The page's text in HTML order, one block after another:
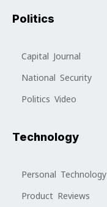
Politics
Capital Journal
National Security
Politics Video
Technology
Personal Technology
Product Reviews